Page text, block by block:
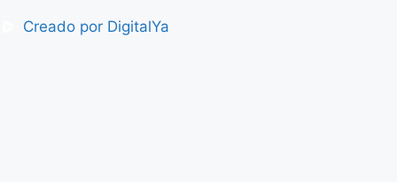
Creado por DigitalYa